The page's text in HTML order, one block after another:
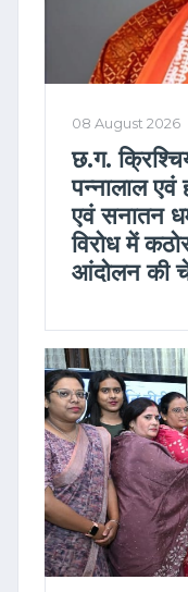
08 August 2026
छ.ग.
पन्नालाल एवं
एवं सनातन
विरोध में
आंदोलन की